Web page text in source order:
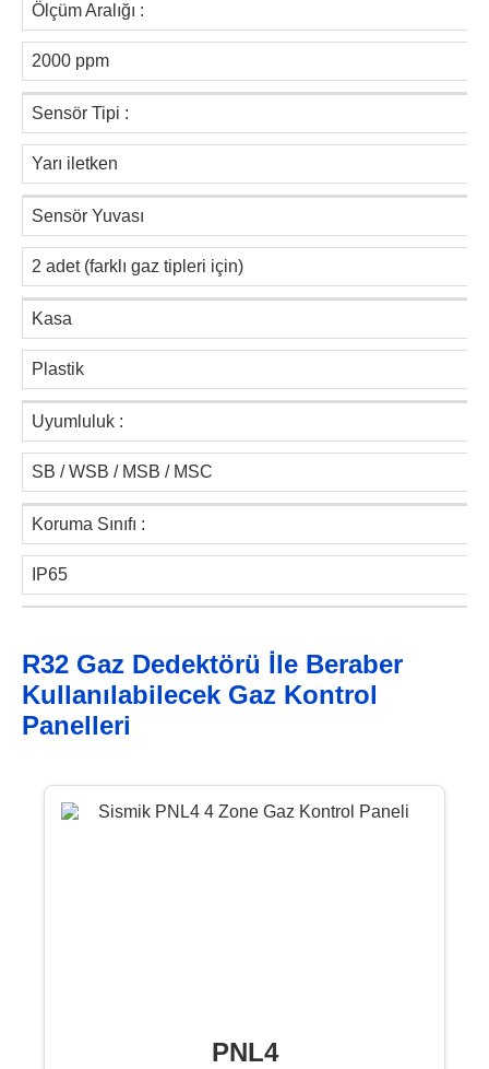
Ölçüm Aralığı :
2000 ppm
Sensör Tipi :
Yarı iletken
Sensör Yuvası
2 adet (farklı gaz tipleri için)
Kasa
Plastik
Uyumluluk :
SB / WSB / MSB / MSC
Koruma Sınıfı :
IP65
R32 Gaz Dedektörü İle Beraber
Kullanılabilecek Gaz Kontrol
Panelleri
PNL4